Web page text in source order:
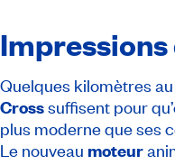
Quelques kilomètres
Crosssuffisent pour
plus moderne que ses
Le nouveau moteur